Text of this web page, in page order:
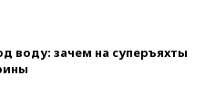
воду: зачем на суперъяхты